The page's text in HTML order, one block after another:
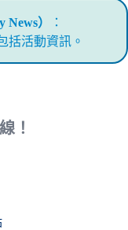
）
：
括活動資訊。
！